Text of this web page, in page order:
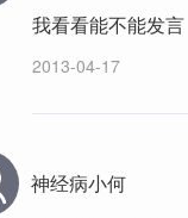
我看看能不能发言
2013-04-17
神经病小何